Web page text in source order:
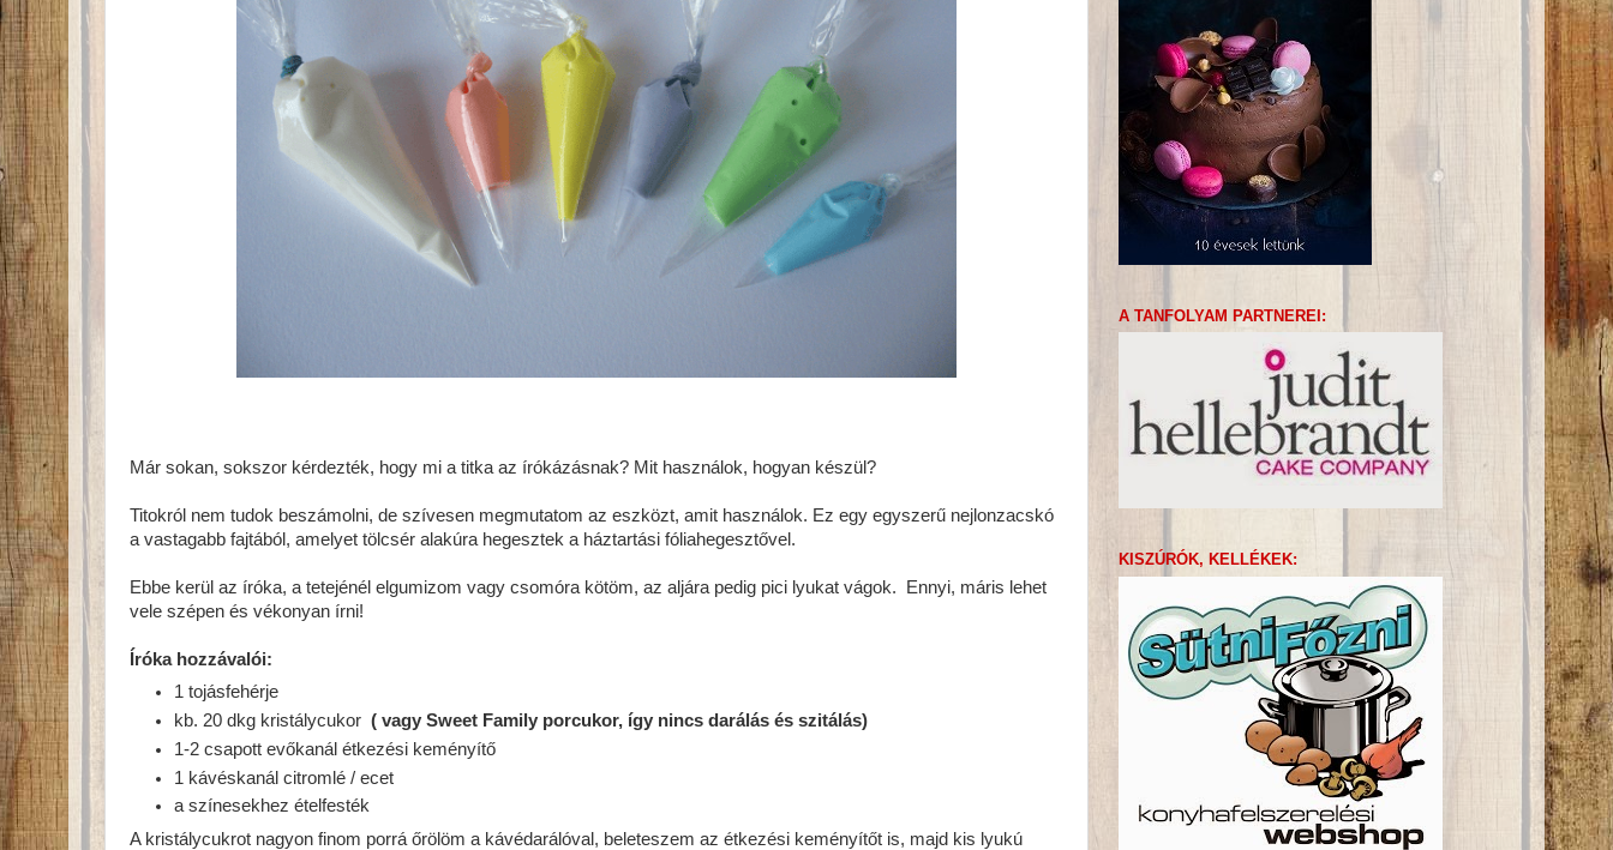
Már sokan, sokszor kérdezték, hogy mi a titka az írókázásnak? Mit használok, hogyan készül?
Titokról nem tudok beszámolni, de szívesen megmutatom az eszközt, amit használok. Ez egy egyszerű nejlonzacskó
a vastagabb fajtából, amelyet tölcsér alakúra hegesztek a háztartási fóliahegesztővel.
Ebbe kerül az íróka, a tetejénél elgumizom vagy csomóra kötöm, az aljára pedig pici lyukat vágok. Ennyi, máris lehet
vele szépen és vékonyan írni!
Íróka hozzávalói:
1 tojásfehérje
kb. 20 dkg kristálycukor( vagy Sweet Family porcukor, így nincs darálás és szitálás)
1-2 csapott evőkanál étkezési keményítő
1 kávéskanál citromlé / ecet
a színesekhez ételfesték
A kristálycukrot nagyon finom porrá őrölöm a kávédarálóval, beleteszem az étkezési keményítőt is, majd kis lyukú
A TANFOLYAM PARTNEREI:
KISZÚRÓK, KELLÉKEK: